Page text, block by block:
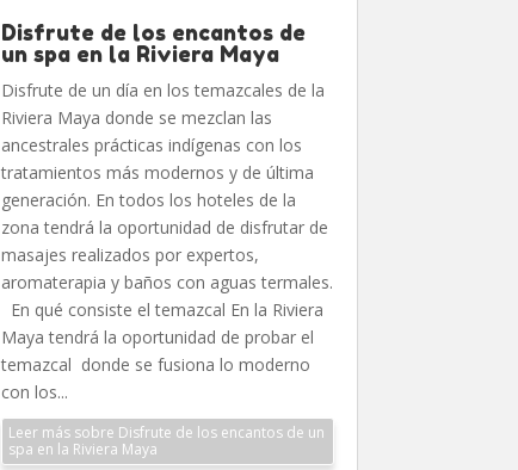
Disfrute de los encantos de
un spa en la Riviera Maya
Disfrute de un día en los temazcales de la
Riviera Maya donde se mezclan las
ancestrales prácticas indígenas con los
tratamientos más modernos y de última
generación. En todos los hoteles de la
zona tendrá la oportunidad de disfrutar de
masajes realizados por expertos,
aromaterapia y baños con aguas termales.
En qué consiste el temazcal En la Riviera
Maya tendrá la oportunidad de probar el
temazcal donde se fusiona lo moderno
con los...
Leer más sobre Disfrute de los encantos de un
spa en la Riviera Maya